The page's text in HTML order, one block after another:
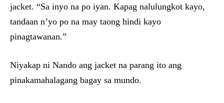
jacket. “Sa inyo na po iyan. Kapag nalulungkot kayo,
tandaan n’yo po na may taong hindi kayo
pinagtawanan.”
Niyakap ni Nando ang jacket na parang ito ang
pinakamahalagang bagay sa mundo.